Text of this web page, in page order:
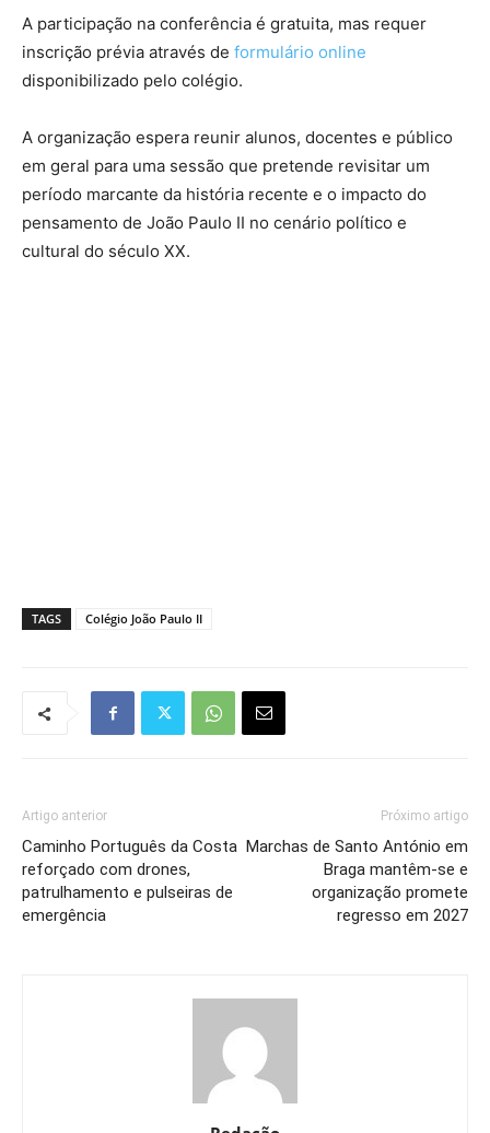
A participação na conferência é gratuita, mas requer
inscrição prévia através de formulário online
disponibilizado pelo colégio.
A organização espera reunir alunos, docentes e público
em geral para uma sessão que pretende revisitar um
período marcante da história recente e o impacto do
pensamento de João Paulo II no cenário político e
cultural do século XX.
TAGS Colégio João Paulo II
Artigo anterior
Caminho Português da Costa
reforçado com drones,
patrulhamento e pulseiras de
emergência
Próximo artigo
Marchas de Santo António em
Braga mantêm-se e
organização promete
regresso em 2027